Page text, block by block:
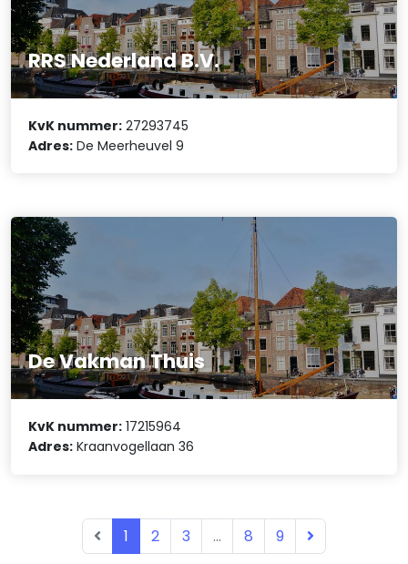
RRS Nederland B.V.
KvK nummer: 27293745
Adres: De Meerheuvel 9
De Vakman Thuis
KvK nummer: 17215964
Adres: Kraanvogellaan 36
1 2 3 ... 8 9